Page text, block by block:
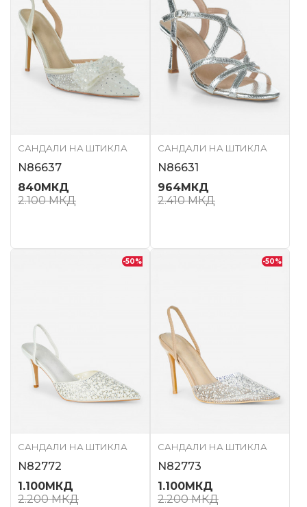
САНДАЛИ НА ШТИКЛА
N86637
840МКД
2.100МКД
САНДАЛИ НА ШТИКЛА
N86631
964МКД
2.410МКД
-50%
САНДАЛИ НА ШТИКЛА
N82772
1.100МКД
2.200МКД
-50%
САНДАЛИ НА ШТИКЛА
N82773
1.100МКД
2.200МКД